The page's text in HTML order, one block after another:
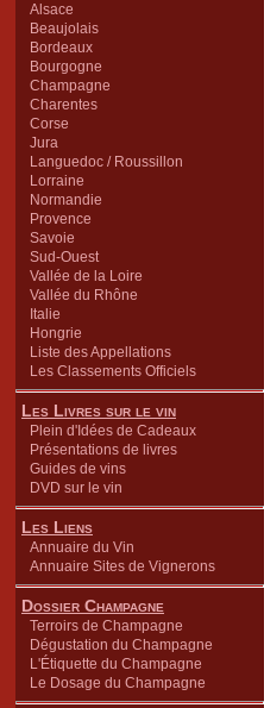
Alsace
Beaujolais
Bordeaux
Bourgogne
Champagne
Charentes
Corse
Jura
Languedoc / Roussillon
Lorraine
Normandie
Provence
Savoie
Sud-Ouest
Vallée de la Loire
Vallée du Rhône
Italie
Hongrie
Liste des Appellations
Les Classements Officiels
Les Livres sur le vin
Plein d'Idées de Cadeaux
Présentations de livres
Guides de vins
DVD sur le vin
Les Liens
Annuaire du Vin
Annuaire Sites de Vignerons
Dossier Champagne
Terroirs de Champagne
Dégustation du Champagne
L'Étiquette du Champagne
Le Dosage du Champagne